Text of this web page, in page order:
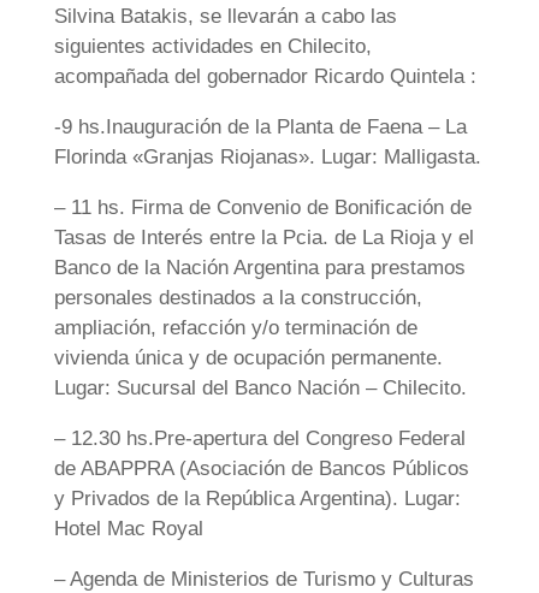
Silvina Batakis, se llevarán a cabo las
siguientes actividades en Chilecito,
acompañada del gobernador Ricardo Quintela :
-9 hs.Inauguración de la Planta de Faena – La
Florinda «Granjas Riojanas». Lugar: Malligasta.
– 11 hs. Firma de Convenio de Bonificación de
Tasas de Interés entre la Pcia. de La Rioja y el
Banco de la Nación Argentina para prestamos
personales destinados a la construcción,
ampliación, refacción y/o terminación de
vivienda única y de ocupación permanente.
Lugar: Sucursal del Banco Nación – Chilecito.
– 12.30 hs.Pre-apertura del Congreso Federal
de ABAPPRA (Asociación de Bancos Públicos
y Privados de la República Argentina). Lugar:
Hotel Mac Royal
– Agenda de Ministerios de Turismo y Culturas